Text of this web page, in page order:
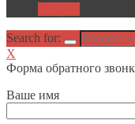
Search for:
X
Форма обратного
Ваше имя